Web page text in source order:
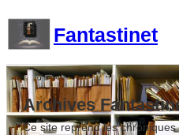
contenu
Fantastinet
Archives
Ce site reprend les